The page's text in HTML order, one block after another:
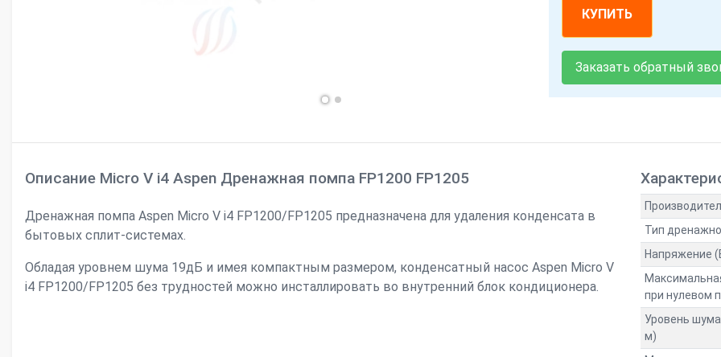
КУПИТЬ
Заказать обратный
Описание Micro V i4 Aspen Дренажная помпа FP1200 FP1205
Дренажная помпа Aspen Micro V i4 FP1200/FP1205 предназначена для удаления конденсата в
бытовых сплит-системах.
Обладая уровнем шума 19дБ и имея компактным размером, конденсатный насос Aspen Micro V
i4 FP1200/FP1205 без трудностей можно инсталлировать во внутренний блок кондиционера.
Тип
Напряжение
при нулевом
Уровень
м)